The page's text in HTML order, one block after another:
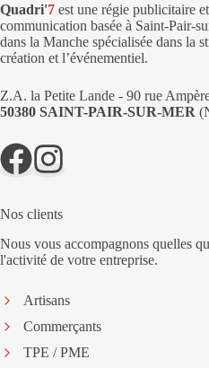
Quadri'7 est une régie publicitaire
communication basée à Saint-Pair-
dans la Manche spécialisée dans la
création et l’événementiel.
Z.A. la Petite Lande - 90 rue
50380 SAINT-PAIR-SUR-MER
Nos clients
Nous vous accompagnons quelles
l'activité de votre entreprise.
Artisans
Commerçants
TPE / PME